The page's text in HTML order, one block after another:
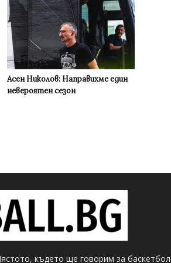
Асен Николов: Направихме един
невероятен сезон
където ще говорим за